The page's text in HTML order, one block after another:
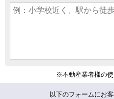
※不動産業者様の
以下のフォームにお